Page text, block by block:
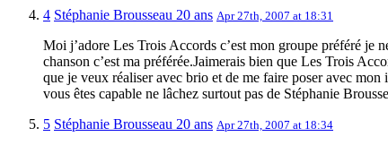
4 Stéphanie Brousseau 20 ans Apr 27th, 2007 at 18:31
Moi j’adore Les Trois Accords c’est mon groupe préféré je
chanson c’est ma préférée.Jaimerais bien que Les Trois
que je veux réaliser avec brio et de me faire poser avec
vous êtes capable ne lâchez surtout pas de Stéphanie
5 Stéphanie Brousseau 20 ans Apr 27th, 2007 at 18:34